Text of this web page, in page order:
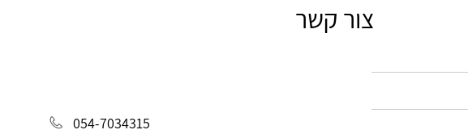
צור קשר
054-7034315